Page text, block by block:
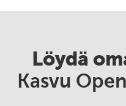
Löydä
Kasvu